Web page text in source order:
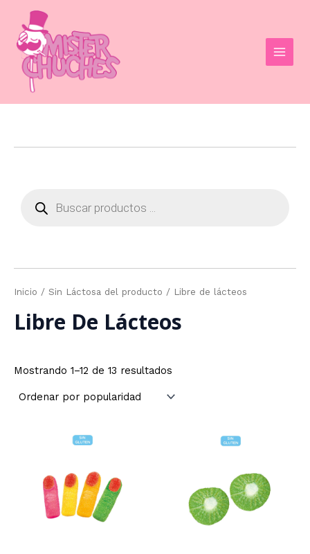
contenido
productos
Inicio / Sin Láctosa del producto / Libre de lácteos
Libre De Lácteos
Mostrando 1–12 de 13 resultados